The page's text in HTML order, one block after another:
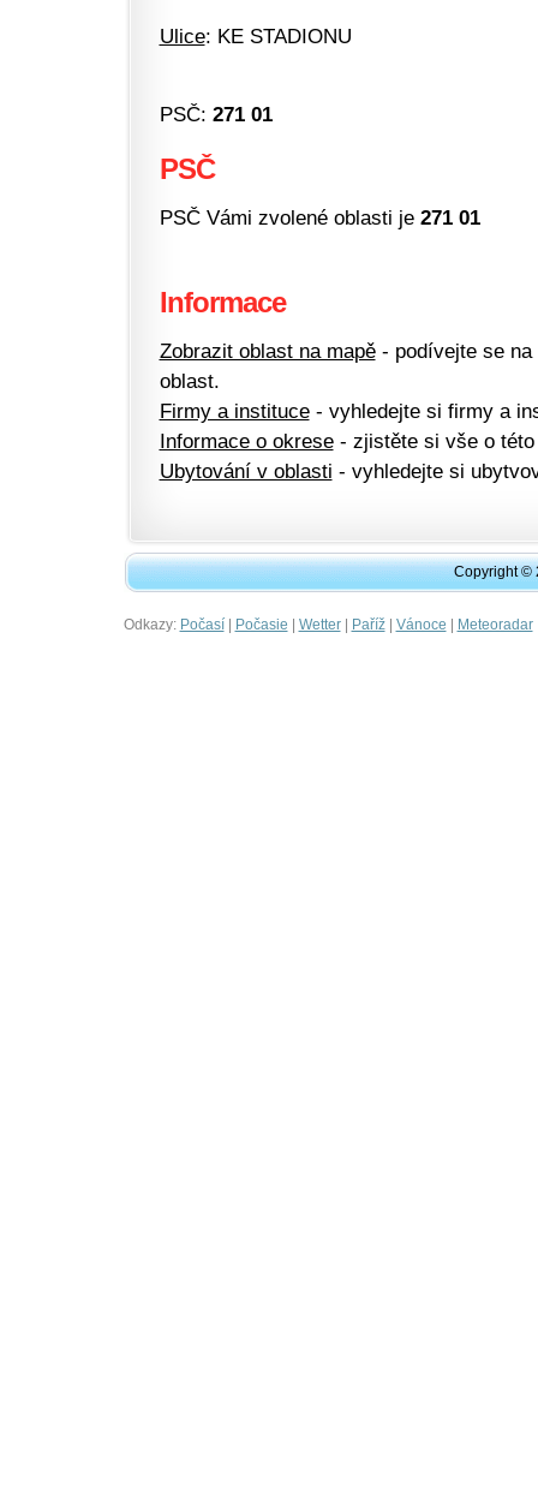
Ulice: KE STADIONU
PSČ: 271 01
PSČ
PSČ Vámi zvolené oblasti je 271 01
Informace
Zobrazit oblast na mapě- podívejte se na
oblast.
Firmy a instituce- vyhledejte si firmy a
Informace o okrese- zjistěte si vše o této
Ubytování v oblasti - vyhledejte si
Copyright ©
Odkazy: Počasí| Počasie | Wetter| Paříž| Vánoce | Meteoradar